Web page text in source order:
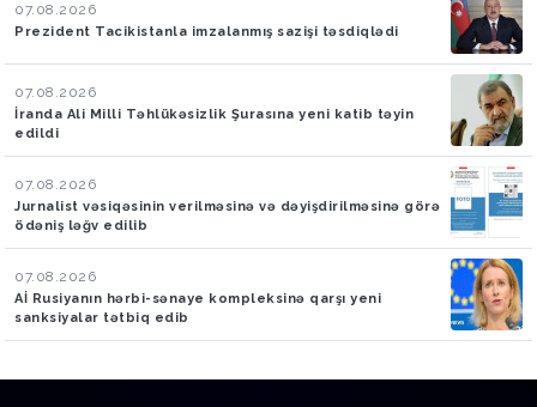
07.08.2026
Prezident Tacikistanla imzalanmış sazişi təsdiqlədi
07.08.2026
İranda Ali Milli Təhlükəsizlik Şurasına yeni katib təyin
edildi
07.08.2026
Jurnalist vəsiqəsinin verilməsinə və dəyişdirilməsinə görə
ödəniş ləğv edilib
07.08.2026
Aİ Rusiyanın hərbi-sənaye kompleksinə qarşı yeni
sanksiyalar tətbiq edib